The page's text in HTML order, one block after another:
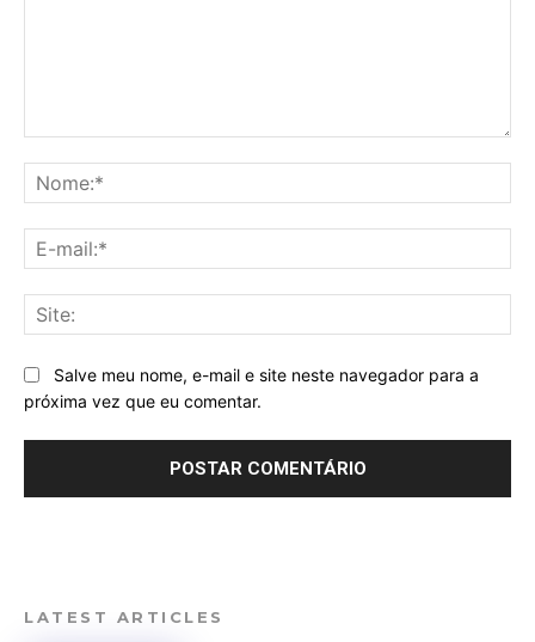
Salve meu nome, e-mail e site neste navegador para a
próxima vez que eu comentar.
LATEST ARTICLES